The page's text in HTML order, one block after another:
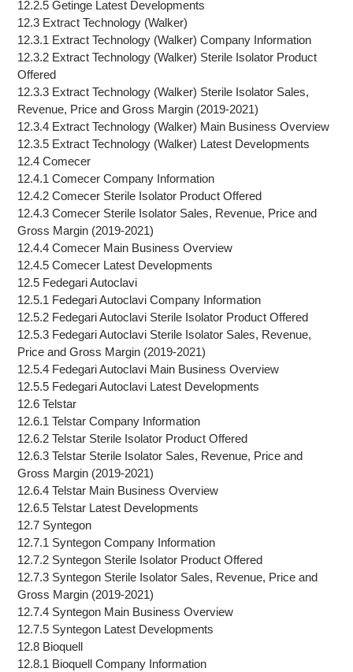
12.2.5 Getinge Latest Developments
12.3 Extract Technology (Walker)
12.3.1 Extract Technology (Walker) Company Information
12.3.2 Extract Technology (Walker) Sterile Isolator Product
Offered
12.3.3 Extract Technology (Walker) Sterile Isolator Sales,
Revenue, Price and Gross Margin (2019-2021)
12.3.4 Extract Technology (Walker) Main Business Overview
12.3.5 Extract Technology (Walker) Latest Developments
12.4 Comecer
12.4.1 Comecer Company Information
12.4.2 Comecer Sterile Isolator Product Offered
12.4.3 Comecer Sterile Isolator Sales, Revenue, Price and
Gross Margin (2019-2021)
12.4.4 Comecer Main Business Overview
12.4.5 Comecer Latest Developments
12.5 Fedegari Autoclavi
12.5.1 Fedegari Autoclavi Company Information
12.5.2 Fedegari Autoclavi Sterile Isolator Product Offered
12.5.3 Fedegari Autoclavi Sterile Isolator Sales, Revenue,
Price and Gross Margin (2019-2021)
12.5.4 Fedegari Autoclavi Main Business Overview
12.5.5 Fedegari Autoclavi Latest Developments
12.6 Telstar
12.6.1 Telstar Company Information
12.6.2 Telstar Sterile Isolator Product Offered
12.6.3 Telstar Sterile Isolator Sales, Revenue, Price and
Gross Margin (2019-2021)
12.6.4 Telstar Main Business Overview
12.6.5 Telstar Latest Developments
12.7 Syntegon
12.7.1 Syntegon Company Information
12.7.2 Syntegon Sterile Isolator Product Offered
12.7.3 Syntegon Sterile Isolator Sales, Revenue, Price and
Gross Margin (2019-2021)
12.7.4 Syntegon Main Business Overview
12.7.5 Syntegon Latest Developments
12.8 Bioquell
12.8.1 Bioquell Company Information